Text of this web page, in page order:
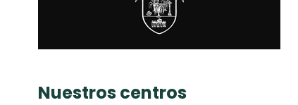
Nuestros centros